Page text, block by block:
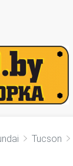
Tucson